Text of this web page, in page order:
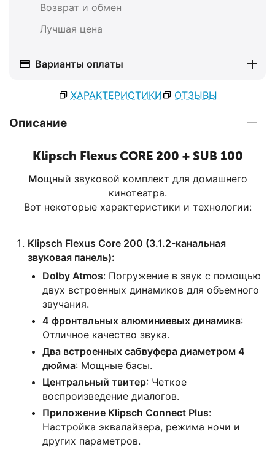
Возврат и обмен
Лучшая цена
Варианты оплаты
ХАРАКТЕРИСТИКИ ОТЗЫВЫ
Описание
Klipsch Flexus CORE 200 + SUB 100
Мощный звуковой комплект для домашнего
кинотеатра.
Вот некоторые характеристики и технологии:
Klipsch Flexus Core 200 (3.1.2-канальная
звуковая панель):
Dolby Atmos: Погружение в звук с помощью
двух встроенных динамиков для объемного
звучания.
4 фронтальных алюминиевых динамика:
Отличное качество звука.
Два встроенных сабвуфера диаметром 4
дюйма: Мощные басы.
Центральный твитер: Четкое
воспроизведение диалогов.
Приложение Klipsch Connect Plus:
Настройка эквалайзера, режима ночи и
других параметров.